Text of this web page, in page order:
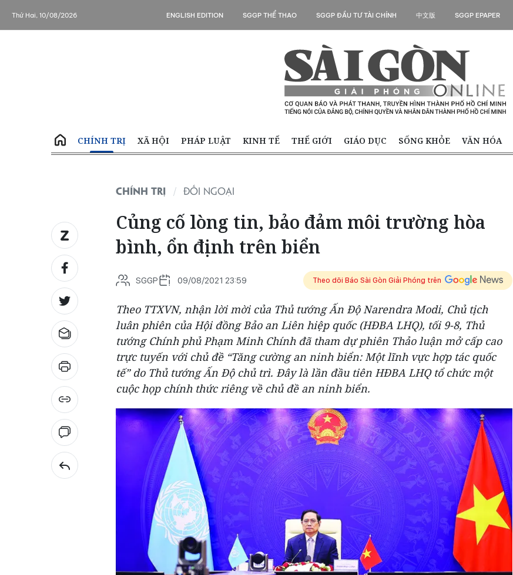
Thứ Hai, 10/08/2026 ENGLISH EDITION SGGP THỂ THAO SGGP ĐẦU TƯ TÀI CHÍNH 中文版 SGGP EPAPER
CHÍNH TRỊ XÃ HỘI PHÁP LUẬT KINH TẾ THẾ GIỚI GIÁO DỤC SỐNG KHỎE VĂN HÓA
CHÍNH TRỊ ĐỐI NGOẠI
Củng cố lòng tin, bảo đảm môi trường hòa
bình, ổn định trên biển
SGGP 09/08/2021 23:59 Theo dõi Báo Sài Gòn Giải Phóng trên
Theo TTXVN, nhận lời mời của Thủ tướng Ấn Độ Narendra Modi, Chủ tịch
luân phiên của Hội đồng Bảo an Liên hiệp quốc (HĐBA LHQ), tối 9-8, Thủ
tướng Chính phủ Phạm Minh Chính đã tham dự phiên Thảo luận mở cấp cao
trực tuyến với chủ đề “Tăng cường an ninh biển: Một lĩnh vực hợp tác quốc
tế” do Thủ tướng Ấn Độ chủ trì. Đây là lần đầu tiên HĐBA LHQ tổ chức một
cuộc họp chính thức riêng về chủ đề an ninh biển.